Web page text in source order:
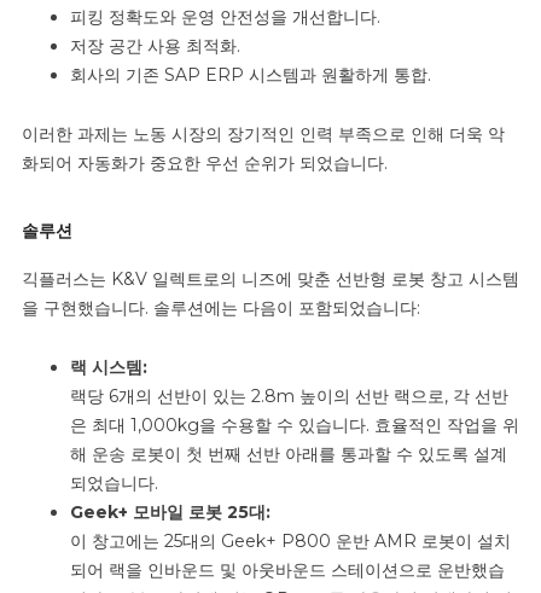
피킹 정확도와 운영 안전성을 개선합니다.
저장 공간 사용 최적화.
회사의 기존 SAP ERP 시스템과 원활하게 통합.
이러한 과제는 노동 시장의 장기적인 인력 부족으로 인해 더욱 악
화되어 자동화가 중요한 우선 순위가 되었습니다.
솔루션
긱플러스는 K&V 일렉트로의 니즈에 맞춘 선반형 로봇 창고 시스템
을 구현했습니다. 솔루션에는 다음이 포함되었습니다:
랙 시스템:
랙당 6개의 선반이 있는 2.8m 높이의 선반 랙으로, 각 선반
은 최대 1,000kg을 수용할 수 있습니다. 효율적인 작업을 위
해 운송 로봇이 첫 번째 선반 아래를 통과할 수 있도록 설계
되었습니다.
Geek+ 모바일 로봇 25대:
이 창고에는 25대의 Geek+ P800 운반 AMR 로봇이 설치
되어 랙을 인바운드 및 아웃바운드 스테이션으로 운반했습